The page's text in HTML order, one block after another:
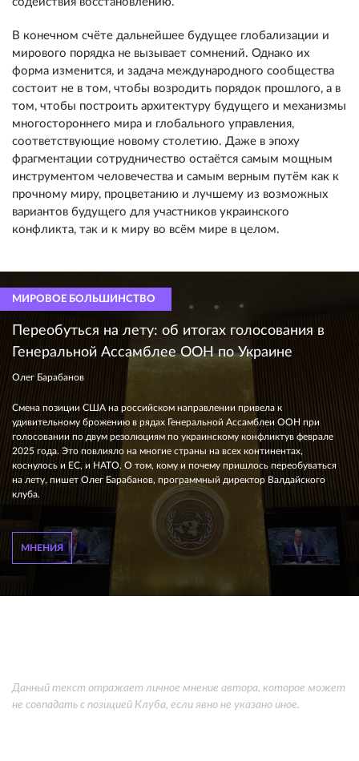
В конечном счёте дальнейшее будущее глобализации и
мирового порядка не вызывает сомнений. Однако их
форма изменится, и задача международного сообщества
состоит не в том, чтобы возродить порядок прошлого, а в
том, чтобы построить архитектуру будущего и механизмы
многостороннего мира и глобального управления,
соответствующие новому столетию. Даже в эпоху
фрагментации сотрудничество остаётся самым мощным
инструментом человечества и самым верным путём как к
прочному миру, процветанию и лучшему из возможных
вариантов будущего для участников украинского
конфликта, так и к миру во всём мире в целом.
МИРОВОЕ БОЛЬШИНСТВО
Переобуться на лету: об итогах голосования в
Генеральной Ассамблее ООН по Украине
Олег Барабанов
Смена позиции США на российском направлении привела к
удивительному брожению в рядах Генеральной Ассамблеи ООН при
голосовании по двум резолюциям по украинскому конфликтув феврале
2025 года. Это повлияло на многие страны на всех континентах,
коснулось и ЕС, и НАТО. О том, кому и почему пришлось переобуваться
на лету, пишет Олег Барабанов, программный директор Валдайского
клуба.
МНЕНИЯ
Данный текст отражает личное мнение автора, которое может
не совпадать с позицией Клуба, если явно не указано иное.